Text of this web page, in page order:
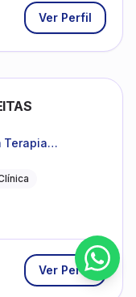
Ver Perfil
Terapia
Ver Perfil